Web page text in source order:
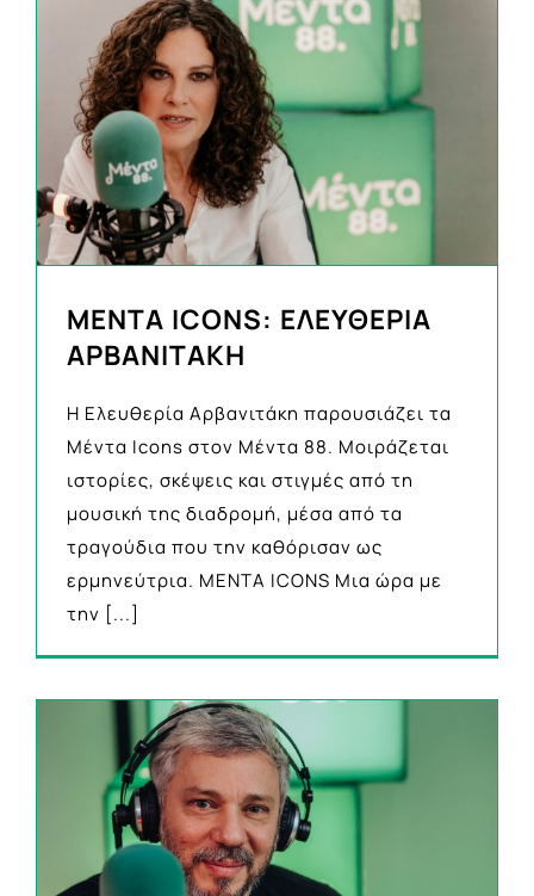
MENTA ICONS: ΕΛΕΥΘΕΡΙΑ
ΑΡΒΑΝΙΤΑΚΗ
Η Ελευθερία Αρβανιτάκη παρουσιάζει τα
Μέντα Icons στον Μέντα 88. Μοιράζεται
ιστορίες, σκέψεις και στιγμές από τη
μουσική της διαδρομή, μέσα από τα
τραγούδια που την καθόρισαν ως
ερμηνεύτρια. MENTA ICONS Μια ώρα με
την [...]